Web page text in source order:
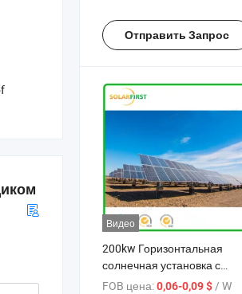
Отправить Запрос
Видео
200kw Горизонтальная
солнечная установка с
одноколейным трекером
FOB цена:0,06-0,09 $ / W